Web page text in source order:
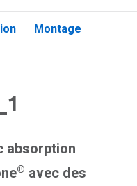
Montage
absorption
® avec des